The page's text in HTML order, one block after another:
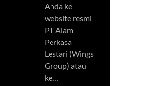
Anda ke
website resmi
PT Alam
Perkasa
Lestari (Wings
Group) atau
ke…